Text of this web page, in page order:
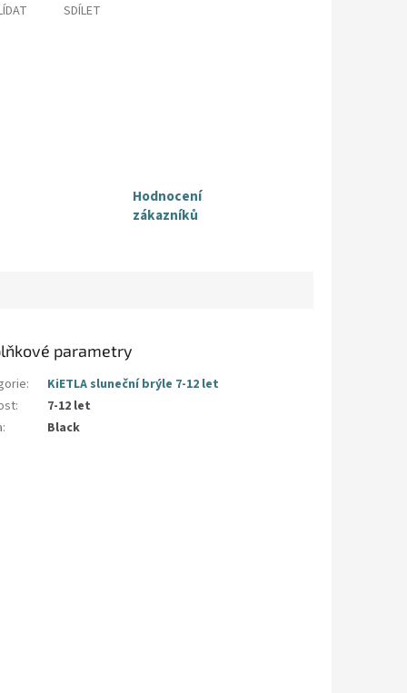
SDÍLET
Hodnocení
zákazníků
parametry
:
KiETLA sluneční brýle 7-12 let
:
7-12 let
: Black